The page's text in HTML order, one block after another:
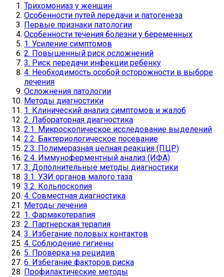
Трихомониаз у женщин
Особенности путей передачи и патогенеза
Первые признаки патологии
Особенности течения болезни у беременных
1. Усиление симптомов
2. Повышенный риск осложнений
3. Риск передачи инфекции ребенку
4. Необходимость особой осторожности в выборе
лечения
Осложнения патологии
Методы диагностики
1. Клинический анализ симптомов и жалоб
2. Лабораторная диагностика
2.1. Микроскопическое исследование выделений
2.2. Бактериологическое посевание
2.3. Полимеразная цепная реакция (ПЦР)
2.4. Иммуноферментный анализ (ИФА)
3. Дополнительные методы диагностики
3.1. УЗИ органов малого таза
3.2. Кольпоскопия
4. Совместная диагностика
Методы лечения
1. Фармакотерапия
2. Партнерская терапия
3. Избегание половых контактов
4. Соблюдение гигиены
5. Проверка на рецидив
6. Избегание факторов риска
Профилактические методы